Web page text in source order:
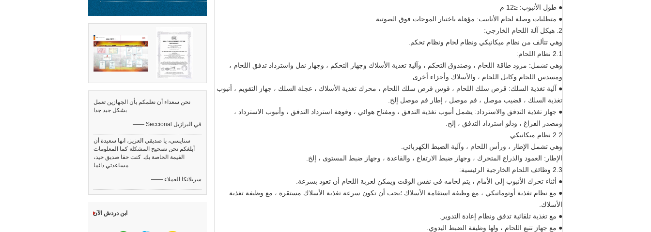
نحن سعداء أن نعلمكم بأن الجهازين تعمل
بشكل جيد جدا
—— Seccional في البرازيل
ستايسي، يا صديقي العزيز، انها سعيدة أن
أبلغكم نحن تصحيح المشكلة كما المعلومات
القيمة الخاصة بك. كنت حقا صديق جيد،
مساعدتي دائما
—— سريلانكا العملاء
ابن دردش الآن
● طول الأنبوب: ≤12 م
● متطلبات وصلة لحام الأنابيب: مؤهلة باختبار الموجات فوق الصوتية
2. هيكل آلة اللحام الخارجي:
وهي تتألف من نظام ميكانيكي ونظام لحام ونظام تحكم.
2.1 نظام اللحام:
وهي تشمل: مزود طاقة اللحام ، وصندوق التحكم ، وآلية تغذية الأسلاك وجهاز التحكم ، وجهاز نقل واسترداد تدفق اللحام ،
ومسدس اللحام وكابل اللحام ، والأسلاك وأجزاء أخرى.
● آلية تغذية السلك: قرص سلك اللحام ، قوس قرص سلك اللحام ، محرك تغذية الأسلاك ، عجلة السلك ، جهاز التقويم ، أنبوب
تغذية السلك ، قضيب موصل ، فم موصل ، إطار فم موصل إلخ.
● جهاز تغذية التدفق والاسترداد: يشمل أنبوب تغذية التدفق ، ومفتاح هوائي ، وفوهة استرداد التدفق ، وأنبوب الاسترداد ،
ومصدر الفراغ ، ودلو استرداد التدفق ، إلخ.
2.2.نظام ميكانيكي
وهي تشمل الإطار ، ورأس اللحام ، وآلية الضبط الكهربائي.
الإطار: العمود والذراع المتحرك ، وجهاز ضبط الارتفاع ، والقاعدة ، وجهاز ضبط المستوى ، إلخ.
2.3 وظائف اللحام الخارجية الرئيسية:
● أثناء تحرك الأنبوب إلى الأمام ، يتم لحامه في نفس الوقت ويمكن لعربة اللحام أن تعود بسرعة.
● مع نظام تغذية أوتوماتيكي ، مع وظيفة استقامة الأسلاك ؛يجب أن تكون سرعة تغذية الأسلاك مستقرة ، مع وظيفة تغذية
الأسلاك.
● مع تغذية تلقائية تدفق ونظام إعادة التدوير.
● مع جهاز تتبع اللحام ، ولها وظيفة الضبط اليدوي.